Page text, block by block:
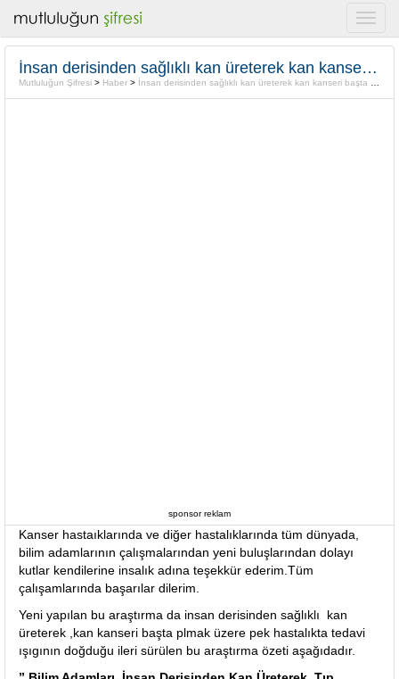
İnsan derisinden sağlıklı kan üreterek kan kanseri başta tüm kanser türlerine bir tedavi ışıgı.
Mutluluğun Şifresi > Haber > İnsan derisinden sağlıklı kan üreterek kan kanseri başta tüm kanser türlerine bir tedavi ışıgı.
sponsor reklam
Kanser hastaıklarında ve diğer hastalıklarında tüm dünyada,
bilim adamlarının çalışmalarından yeni buluşlarından dolayı
kutlar kendilerine insalık adına teşekkür ederim.Tüm
çalışamlarında başarılar dilerim.
Yeni yapılan bu araştırma da insan derisinden sağlıklı kan
üreterek ,kan kanseri başta plmak üzere pek hastalıkta tedavi
ışıgının doğduğu ileri sürülen bu araştırma özeti aşağıdadır.